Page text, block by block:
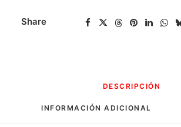
Share
DESCRIPCIÓN
INFORMACIÓN ADICIONAL